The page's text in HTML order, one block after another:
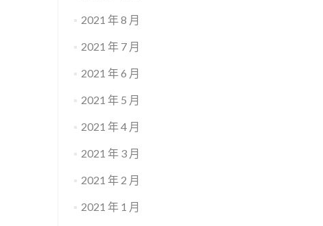
2021 年 8 月
2021 年 7 月
2021 年 6 月
2021 年 5 月
2021 年 4 月
2021 年 3 月
2021 年 2 月
2021 年 1 月